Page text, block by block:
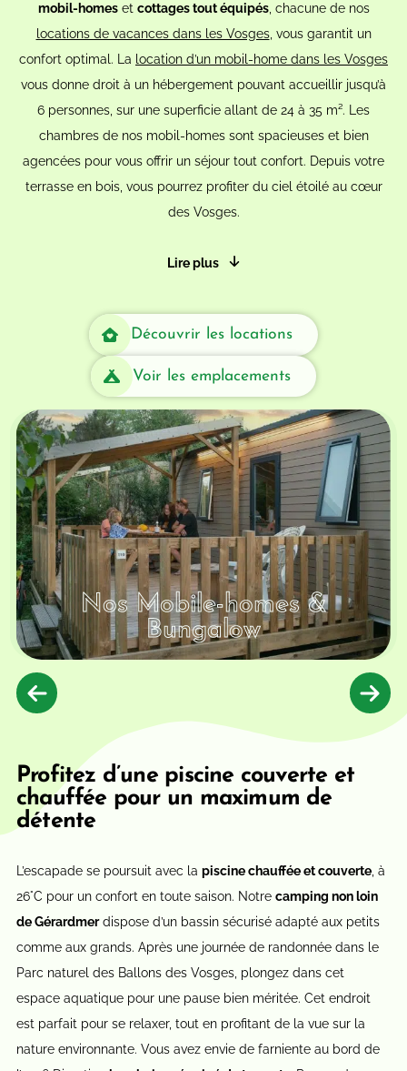
mobil-homeset cottages tout équipés, chacune de nos
locations de vacances dans les Vosges, vous garantit un
confort optimal. La location d’un mobil-home dans les Vosges
vous donne droit à un hébergement pouvant accueillir jusqu’à
6 personnes, sur une superficie allant de 24 à 35 m². Les
chambres de nos mobil-homes sont spacieuses et bien
agencées pour vous offrir un séjour tout confort. Depuis votre
terrasse en bois, vous pourrez profiter du ciel étoilé au cœur
des Vosges.
Lire plus
Découvrir les locations
Voir les emplacements
Nos Tentes Conforts
Glamping
Profitez d’une piscine couverte et
chauffée pour un maximum de
détente
L’escapade se poursuit avec la piscine chauffée et couverte, à
26°C pour un confort en toute saison. Notre camping non loin
de Gérardmerdispose d’un bassin sécurisé adapté aux petits
comme aux grands. Après une journée de randonnée dans le
Parc naturel des Ballons des Vosges, plongez dans cet
espace aquatique pour une pause bien méritée. Cet endroit
est parfait pour se relaxer, tout en profitant de la vue sur la
nature environnante. Vous avez envie de farniente au bord de